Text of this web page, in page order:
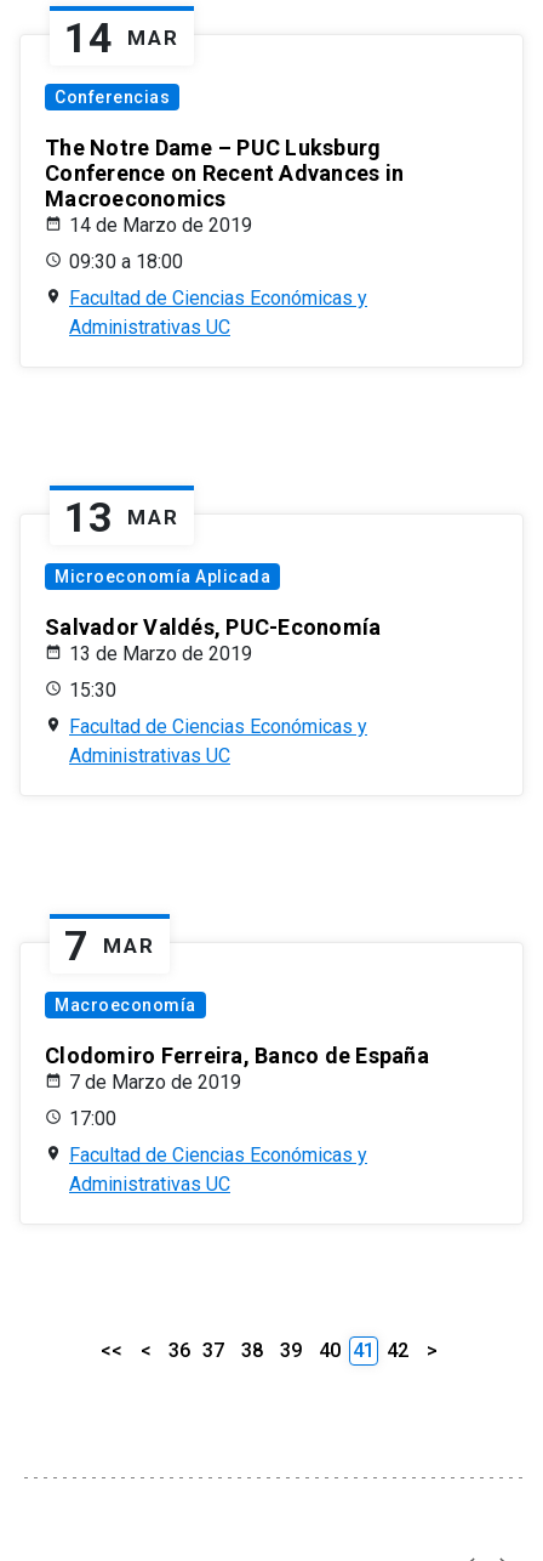
14 MAR
Conferencias
The Notre Dame – PUC Luksburg
Conference on Recent Advances in
Macroeconomics
14 de Marzo de 2019
09:30 a 18:00
Facultad de Ciencias Económicas y
Administrativas UC
13 MAR
Microeconomía Aplicada
Salvador Valdés, PUC-Economía
13 de Marzo de 2019
15:30
Facultad de Ciencias Económicas y
Administrativas UC
7 MAR
Macroeconomía
Clodomiro Ferreira, Banco de España
7 de Marzo de 2019
17:00
Facultad de Ciencias Económicas y
Administrativas UC
<< < 36 37 38 39 40 41 42 >